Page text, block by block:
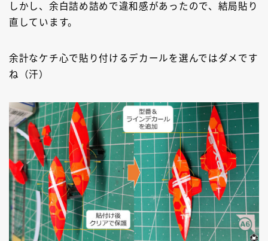
しかし、余白詰め詰めで違和感があったので、結局貼り
直しています。
余計なケチ心で貼り付けるデカールを選んではダメです
ね（汗）